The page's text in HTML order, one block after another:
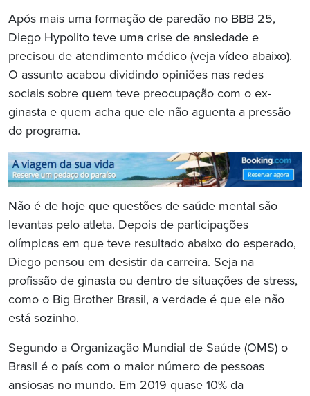
Após mais uma formação de paredão no BBB 25,
Diego Hypolito teve uma crise de ansiedade e
precisou de atendimento médico (veja vídeo abaixo).
O assunto acabou dividindo opiniões nas redes
sociais sobre quem teve preocupação com o ex-
ginasta e quem acha que ele não aguenta a pressão
do programa.
Não é de hoje que questões de saúde mental são
levantas pelo atleta. Depois de participações
olímpicas em que teve resultado abaixo do esperado,
Diego pensou em desistir da carreira. Seja na
profissão de ginasta ou dentro de situações de stress,
como o Big Brother Brasil, a verdade é que ele não
está sozinho.
Segundo a Organização Mundial de Saúde (OMS) o
Brasil é o país com o maior número de pessoas
ansiosas no mundo. Em 2019 quase 10% da